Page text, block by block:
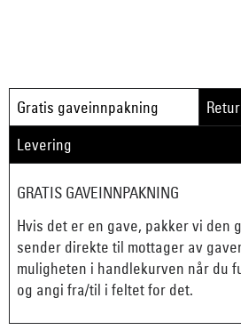
Gratis gaveinnpakning
Levering
GRATIS GAVEINNPAKNING
Hvis det er en gave, pakker vi den
sender direkte til mottager av
muligheten i handlekurven når du
og angi fra/til i feltet for det.